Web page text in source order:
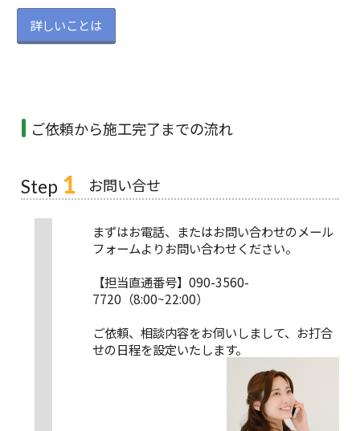
詳しいことは
ご依頼から施工完了までの流れ
Step 1 お問い合せ
まずはお電話、またはお問い合わせのメール
フォームよりお問い合わせください。
【担当直通番号】090-3560-
7720（8:00~22:00）
ご依頼、相談内容をお伺いしまして、お打合
せの日程を設定いたします。